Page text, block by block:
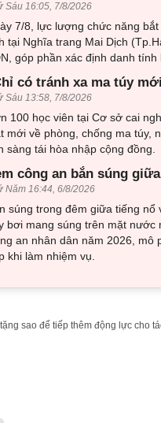
Sáu 16:05, 7/8/2026
7/8, lực lượng chức năng
tại Nghĩa trang Mai Dịch
góp phần xác định danh tính
có tránh xa ma túy
Sáu 13:58, 7/8/2026
100 học viên tại Cơ sở cai
mới về phòng, chống ma túy,
sàng tái hòa nhập cộng đồng.
công an bắn súng
Năm 16:44, 6/8/2026
súng trong đêm giữa tiếng
bơi mang súng trên mặt nước
an nhân dân năm 2026, mô
khi làm nhiệm vụ.
sao để tiếp thêm động lực cho